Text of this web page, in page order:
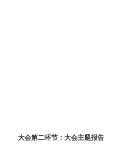
大会第二环节：大会主题报告